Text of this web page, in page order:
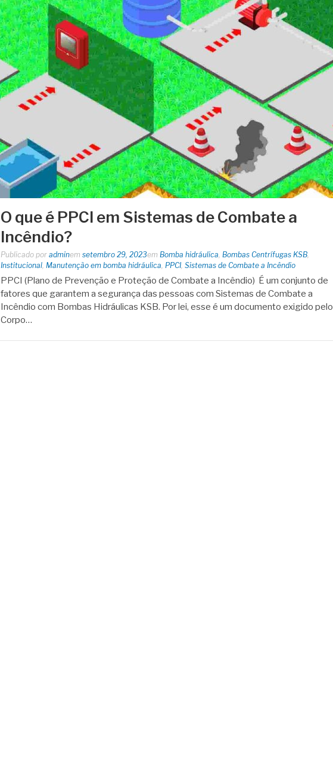
O que é PPCI em Sistemas de Combate a
Incêndio?
Publicado por adminem setembro 29, 2023em Bomba hidráulica, Bombas Centrífugas KSB,
Institucional, Manutenção em bomba hidráulica, PPCI, Sistemas de Combate a Incêndio
PPCI (Plano de Prevenção e Proteção de Combate a Incêndio) É um conjunto de
fatores que garantem a segurança das pessoas com Sistemas de Combate a
Incêndio com Bombas Hidráulicas KSB. Por lei, esse é um documento exigido pelo
Corpo…